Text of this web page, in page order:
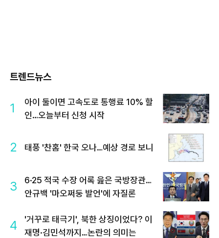
트렌드뉴스
1
아이 둘이면 고속도로 통행료 10% 할
인…오늘부터 신청 시작
2 태풍 '찬홈' 한국 오나…예상 경로 보니
3
6·25 적국 수장 어록 읊은 국방장관…
안규백 '마오쩌둥 발언'에 자질론
4
'거꾸로 태극기', 북한 상징이었다? 이
재명·김민석까지…논란의 의미는